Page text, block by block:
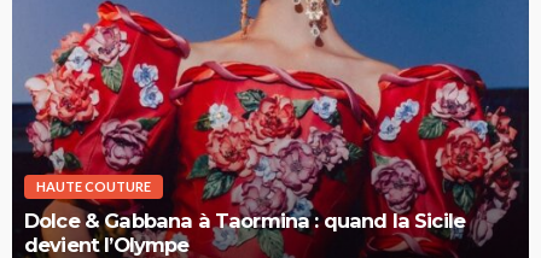
HAUTE COUTURE
Dolce & Gabbana à Taormina : quand la Sicile
devient l’Olympe